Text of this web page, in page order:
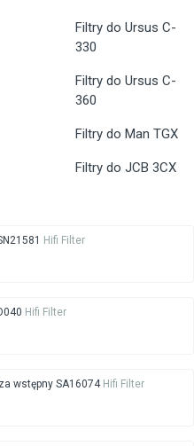
Filtry do Ursus C-
330
Filtry do Ursus C-
360
Filtry do Man TGX
Filtry do JCB 3CX
Hifi Filter
Hifi Filter
wstępny SA16074 Hifi Filter